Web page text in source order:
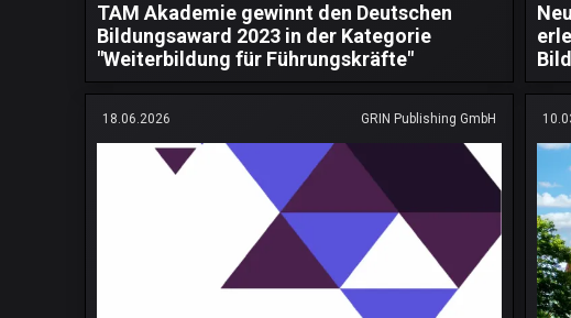
TAM Akademie gewinnt den Deutschen
Bildungsaward 2023 in der Kategorie
"Weiterbildung für Führungskräfte"
18.06.2026 GRIN Publishing GmbH